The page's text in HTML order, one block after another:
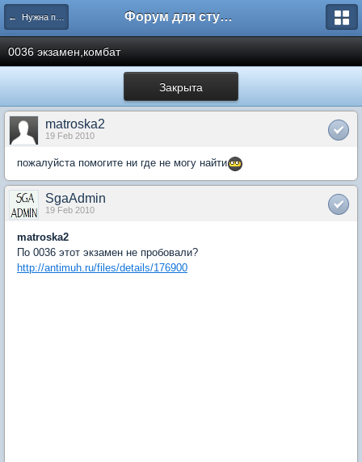
← Нужна помощь Форум для студента СГА
0036 экзамен,комбат
Закрыта
matroska2
19 Feb 2010
пожалуйста помогите ни где не могу найти
SgaAdmin
19 Feb 2010
matroska2
По 0036 этот экзамен не пробовали?
http://antimuh.ru/files/details/176900